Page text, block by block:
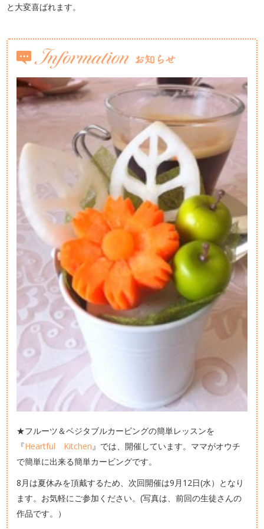
と大変喜ばれます。
★フルーツ＆ベジタブルカービングの簡単レッスンを
『Heartful Kitchen』では、開催しています。ママがオウチ
で簡単に出来る簡単カービングです。
8月は夏休みを頂戴するため、次回開催は9月12日(水）となり
ます。お気軽にご参加ください。(写真は、前回の生徒さんの
作品です。）